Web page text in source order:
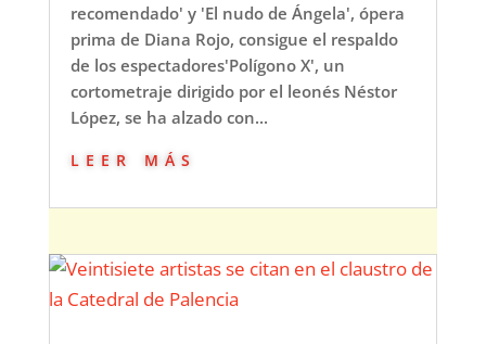
recomendado' y 'El nudo de Ángela', ópera
prima de Diana Rojo, consigue el respaldo
de los espectadores'Polígono X', un
cortometraje dirigido por el leonés Néstor
López, se ha alzado con...
leer más